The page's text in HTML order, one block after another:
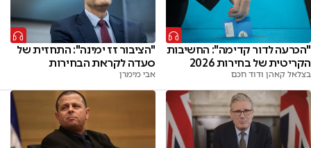
"הכרעה לדור קדימה": החשיבות
הקריטית של בחירות 2026
בצלאל קאהן ודוד חכם
"הציבור זז ימינה": התחזית של
סעדה לקראת הבחירות
אבי מימרן